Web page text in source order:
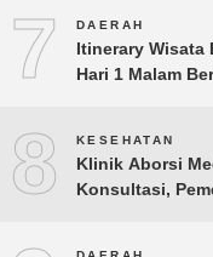
7 DAERAH
Itinerary Wisata
Hari 1 Malam
8 KESEHATAN
Klinik Aborsi
Konsultasi,